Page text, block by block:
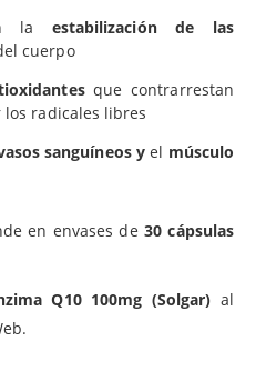
la estabilización de las
cuerpo
que contrarrestan
los radicales libres
sanguíneos y el músculo
en envases de 30 cápsulas
Q10 100mg (Solgar) al